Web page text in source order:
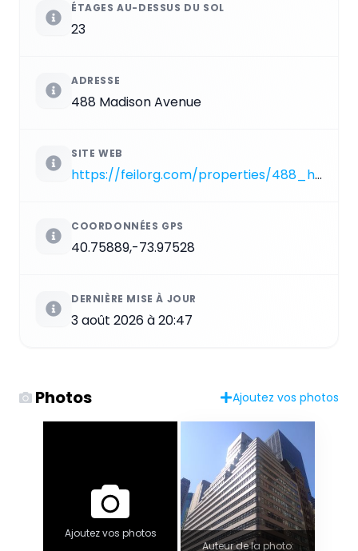
ÉTAGES AU-DESSUS DU SOL
23
ADRESSE
488 Madison Avenue
SITE WEB
https://feilorg.com/properties/488_hallmark
COORDONNÉES GPS
40.75889,-73.97528
DERNIÈRE MISE À JOUR
3 août 2026 à 20:47
Photos Ajoutez vos photos
Ajoutez vos photos
Auteur de la photo: